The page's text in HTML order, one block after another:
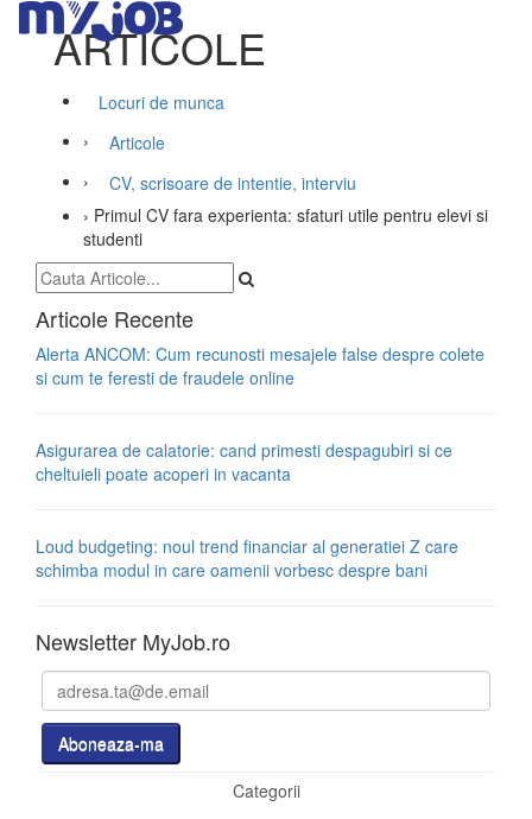
ARTICOLE
Locuri de munca
›
Articole
›
CV, scrisoare de intentie, interviu
› Primul CV fara experienta: sfaturi utile pentru elevi si
studenti
Articole Recente
Alerta ANCOM: Cum recunosti mesajele false despre colete
si cum te feresti de fraudele online
Asigurarea de calatorie: cand primesti despagubiri si ce
cheltuieli poate acoperi in vacanta
Loud budgeting: noul trend financiar al generatiei Z care
schimba modul in care oamenii vorbesc despre bani
Newsletter MyJob.ro
Categorii